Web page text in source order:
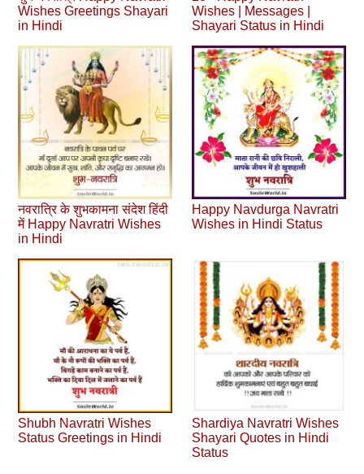
Wishes Greetings Shayari
in Hindi
Wishes | Messages |
Shayari Status in Hindi
नवरात्रि के शुभकामना संदेश हिंदी
में Happy Navratri Wishes
in Hindi
Happy Navdurga Navratri
Wishes in Hindi Status
Shubh Navratri Wishes
Status Greetings in Hindi
Shardiya Navratri Wishes
Shayari Quotes in Hindi
Status